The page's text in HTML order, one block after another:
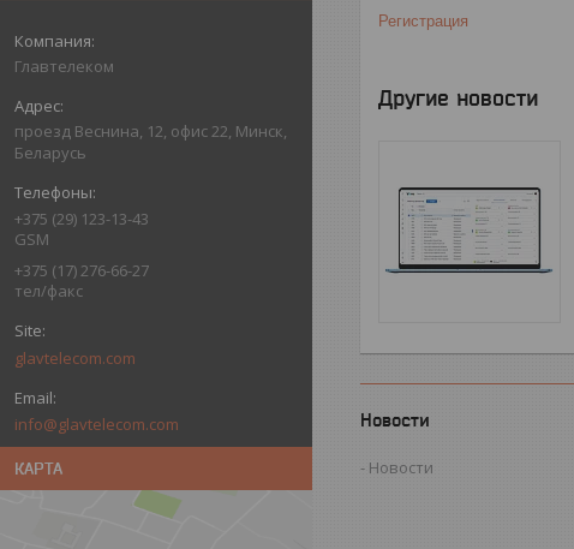
Главтелеком
проезд Веснина, 12, офис 22, Минск,
Беларусь
+375 (29) 123-13-43
GSM
+375 (17) 276-66-27
тел/факс
glavtelecom.com
info@glavtelecom.com
КАРТА
Регистрация
Другие новости
Новости
Новости